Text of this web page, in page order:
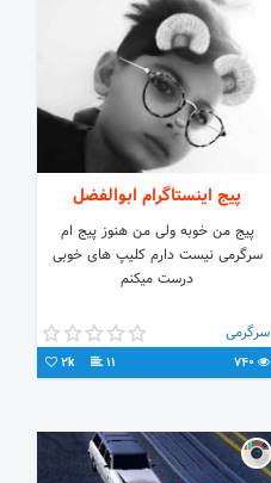
پیج اینستاگرام ابوالفضل
پیج من خوبه ولی من هنوز پیج ام
سرگرمی نیست دارم کلیپ های خوبی
درست میکنم
سرگرمی
740
11
2k